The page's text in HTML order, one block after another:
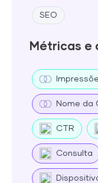
SEO
Métricas e
Nome da
CTR
Consulta